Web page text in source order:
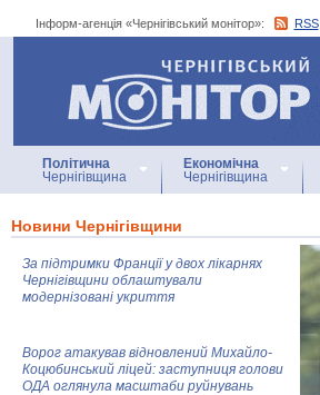
Інформ-агенція «Чернігівський монітор»: RSS
Інформ-агенція
«Чернігівський монітор»
Політична
Чернігівщина
Економічна
Чернігівщина
Новини Чернігівщини
За підтримки Франції у двох лікарнях
Чернігівщини облаштували
модернізовані укриття
Ворог атакував відновлений Михайло-
Коцюбинський ліцей: заступниця голови
ОДА оглянула масштаби руйнувань